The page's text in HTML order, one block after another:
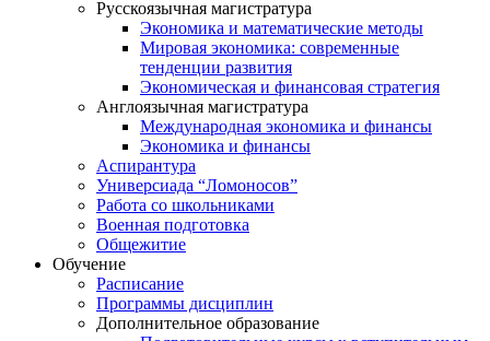
Русскоязычная магистратура
Экономика и математические методы
Мировая экономика: современные
тенденции развития
Экономическая и финансовая стратегия
Англоязычная магистратура
Международная экономика и финансы
Экономика и финансы
Аспирантура
Универсиада “Ломоносов”
Работа со школьниками
Военная подготовка
Общежитие
Обучение
Расписание
Программы дисциплин
Дополнительное образование